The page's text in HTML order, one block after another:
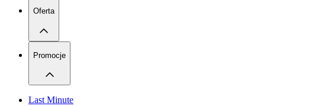
Oferta
Promocje
Last Minute